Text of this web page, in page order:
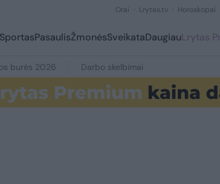
Orai Lrytas.tv Horoskopai
SportasPasaulisŽmonėsSveikataDaugiauLrytas
burės 2026 Darbo skelbimai